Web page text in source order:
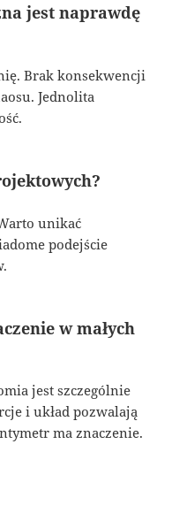
jest naprawdę
Brak konsekwencji
Jednolita
unikać
podejście
w małych
jest szczególnie
i układ pozwalają
ma znaczenie.